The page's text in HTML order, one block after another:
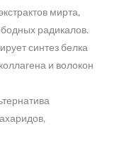
мирта,
радикалов.
синтез белка
и волокон